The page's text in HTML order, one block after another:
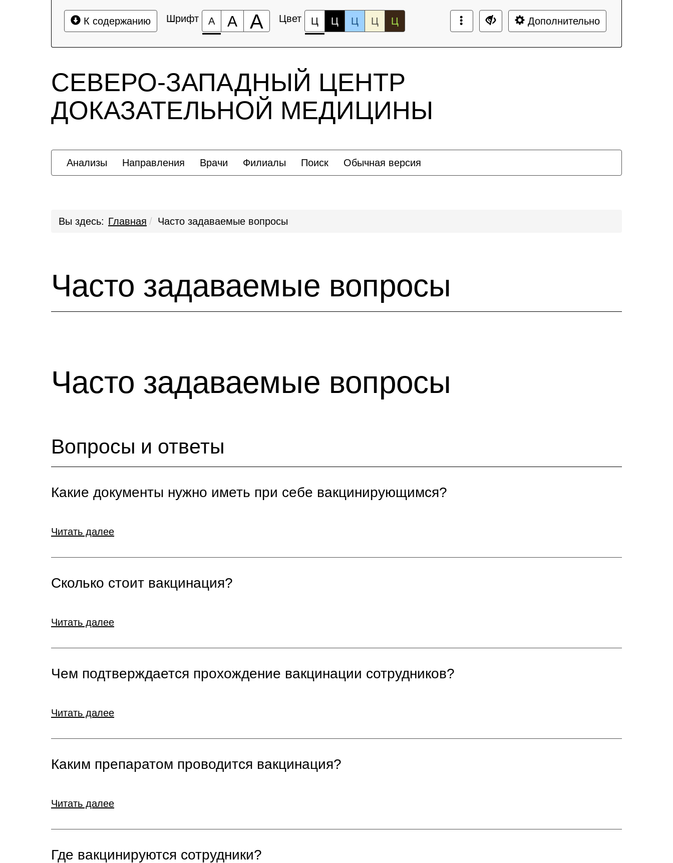
К содержанию Шрифт А А А Цвет Ц Ц Ц Ц Ц Дополнительно
СЕВЕРО-ЗАПАДНЫЙ ЦЕНТР
ДОКАЗАТЕЛЬНОЙ МЕДИЦИНЫ
Анализы Направления Врачи Филиалы Поиск Обычная версия
Вы здесь: Главная Часто задаваемые вопросы
Часто задаваемые вопросы
Часто задаваемые вопросы
Вопросы и ответы
Какие документы нужно иметь при себе вакцинирующимся?
Читать далее
Сколько стоит вакцинация?
Читать далее
Чем подтверждается прохождение вакцинации сотрудников?
Читать далее
Каким препаратом проводится вакцинация?
Читать далее
Где вакцинируются сотрудники?